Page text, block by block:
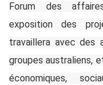
Forum des
exposition des
travaillera avec des
groupes australiens,
économiques,